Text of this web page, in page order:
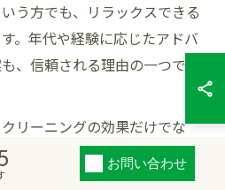
う方でも、リラックスできる
。年代や経験に応じたアドバ
、信頼される理由の一つで
リーニングの効果だけでな
持にもつながります。患者さ
すく、安心して通える」「家
お問い合わせ